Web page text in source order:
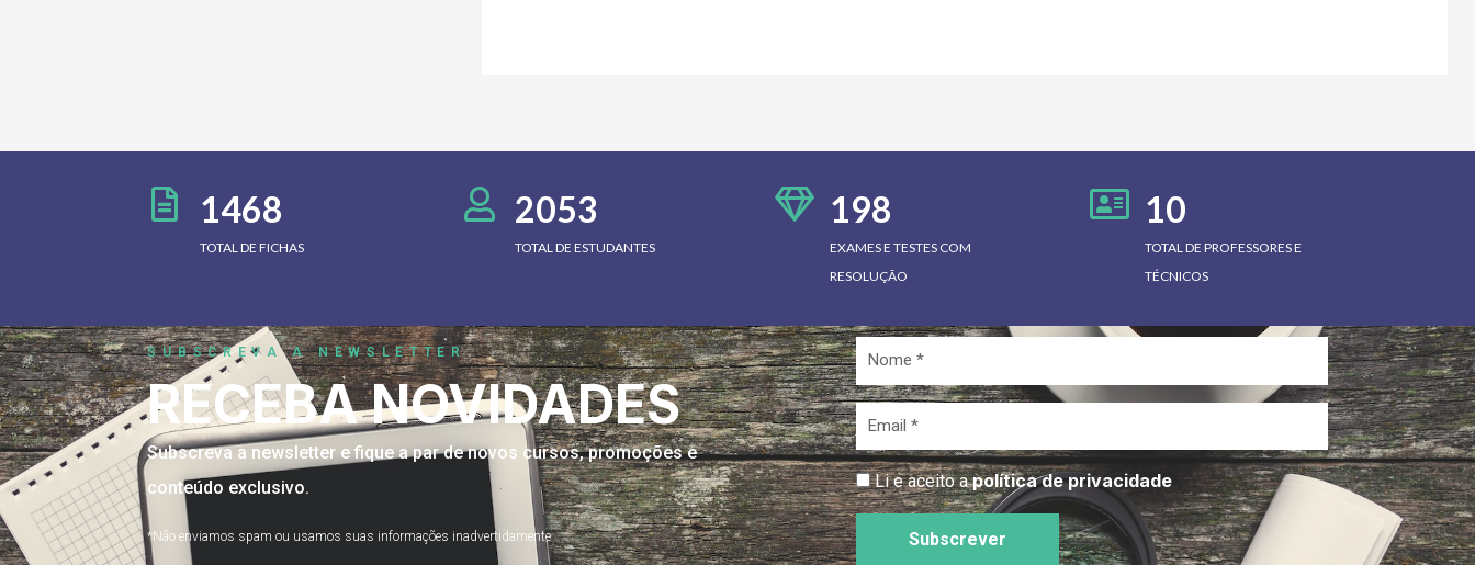
1468
TOTAL DE FICHAS
2053
TOTAL DE ESTUDANTES
198
EXAMES E TESTES COM
RESOLUÇÃO
10
TOTAL DE PROFESSORES E
TÉCNICOS
SUBSCREVA A NEWSLETTER
RECEBA NOVIDADES
Subscreva a newsletter e fique a par de novos cursos, promoções e
conteúdo exclusivo.
*Não enviamos spam ou usamos suas informações inadvertidamente
Nome
*
Email
*
Li e aceito apolítica de privacidade
Subscrever